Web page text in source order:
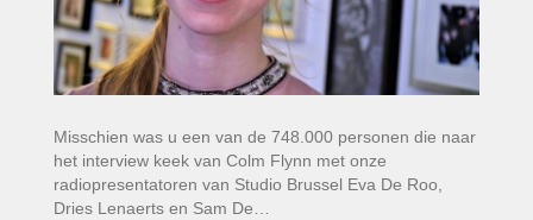
Misschien was u een van de 748.000 personen die naar
het interview keek van Colm Flynn met onze
radiopresentatoren van Studio Brussel Eva De Roo,
Dries Lenaerts en Sam De…